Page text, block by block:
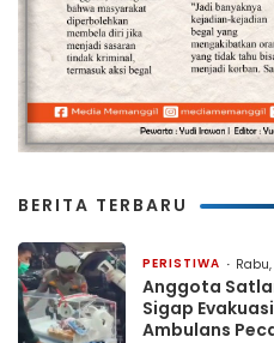
BERITA TERBARU
PERISTIWA
Anggota
Sigap
Ambulans